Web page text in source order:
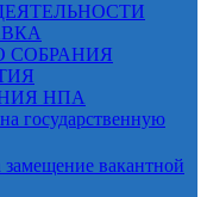
СОБРАНИЯ
НПА
государственную
вакантной